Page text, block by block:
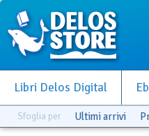
Libri Delos Digital
Sfoglia per Ultimi arrivi